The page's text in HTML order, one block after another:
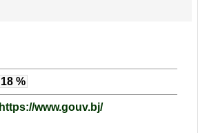
18 %
https://www.gouv.bj/